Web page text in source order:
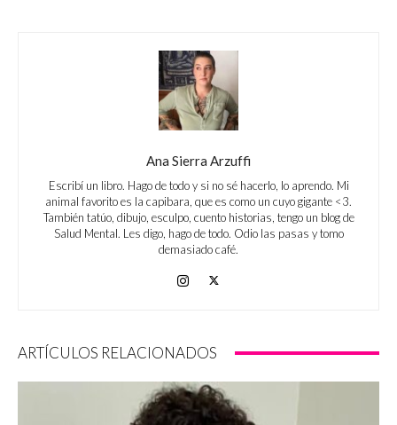
Ana Sierra Arzuffi
Escribí un libro. Hago de todo y si no sé hacerlo, lo aprendo. Mi
animal favorito es la capibara, que es como un cuyo gigante <3.
También tatúo, dibujo, esculpo, cuento historias, tengo un blog de
Salud Mental. Les digo, hago de todo. Odio las pasas y tomo
demasiado café.
ARTÍCULOS RELACIONADOS